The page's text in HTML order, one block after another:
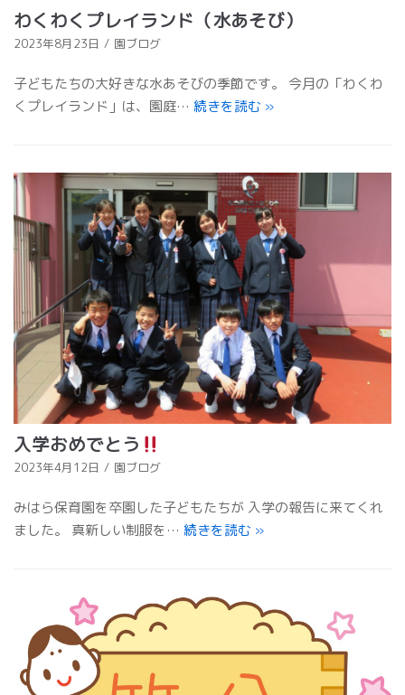
わくわくプレイランド（水あそび）
2023年8月23日 園ブログ
子どもたちの大好きな水あそびの季節です。 今月の「わくわ
くプレイランド」は、園庭… 続きを読む »
入学おめでとう
2023年4月12日 園ブログ
みはら保育園を卒園した子どもたちが 入学の報告に来てくれ
ました。 真新しい制服を… 続きを読む »